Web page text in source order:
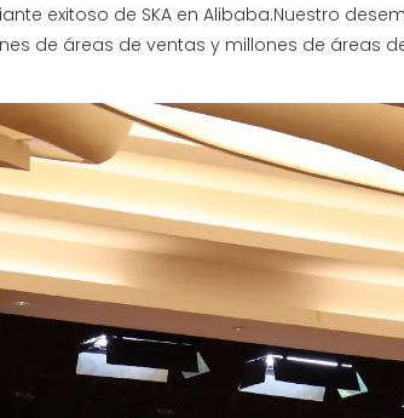
exitoso de SKA en Alibaba.Nuestro
de áreas de ventas y millones de áreas